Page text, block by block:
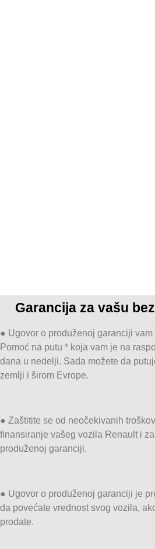
Garancija za vašu
● Ugovor o produženoj garanciji
Pomoć na putu * koja vam je na
dana u nedelji. Sada možete da
zemlji i širom Evrope.
● Zaštitite se od neočekivanih
finansiranje vašeg vozila Renault i
produženoj garanciji.
● Ugovor o produženoj garanciji je
da povećate vrednost svog vozila,
prodate.